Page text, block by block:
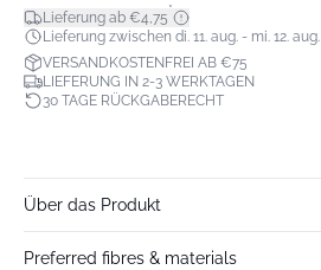
Lieferung ab €4,75*
Lieferung zwischen di. 11. aug. - mi. 12. aug.
VERSANDKOSTENFREI AB €75
LIEFERUNG IN 2-3 WERKTAGEN
30 TAGE RÜCKGABERECHT
Über das Produkt
Preferred fibres & materials